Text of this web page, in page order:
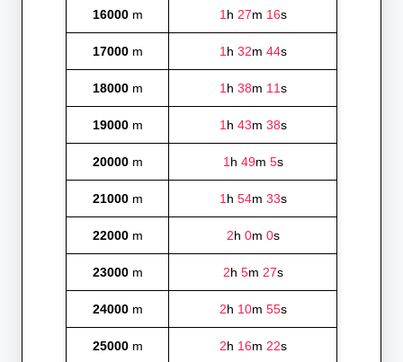
16000m 1h 27m 16s
17000m 1h 32m 44s
18000m 1h 38m 11s
19000m 1h 43m 38s
20000m 1h 49m 5s
21000m 1h 54m 33s
22000m 2h 0m 0s
23000m 2h 5m 27s
24000m 2h 10m 55s
25000m 2h 16m 22s